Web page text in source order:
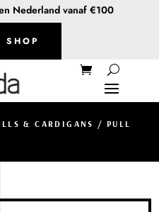
Nederland vanaf €100
SHOP
& CARDIGANS / PULL